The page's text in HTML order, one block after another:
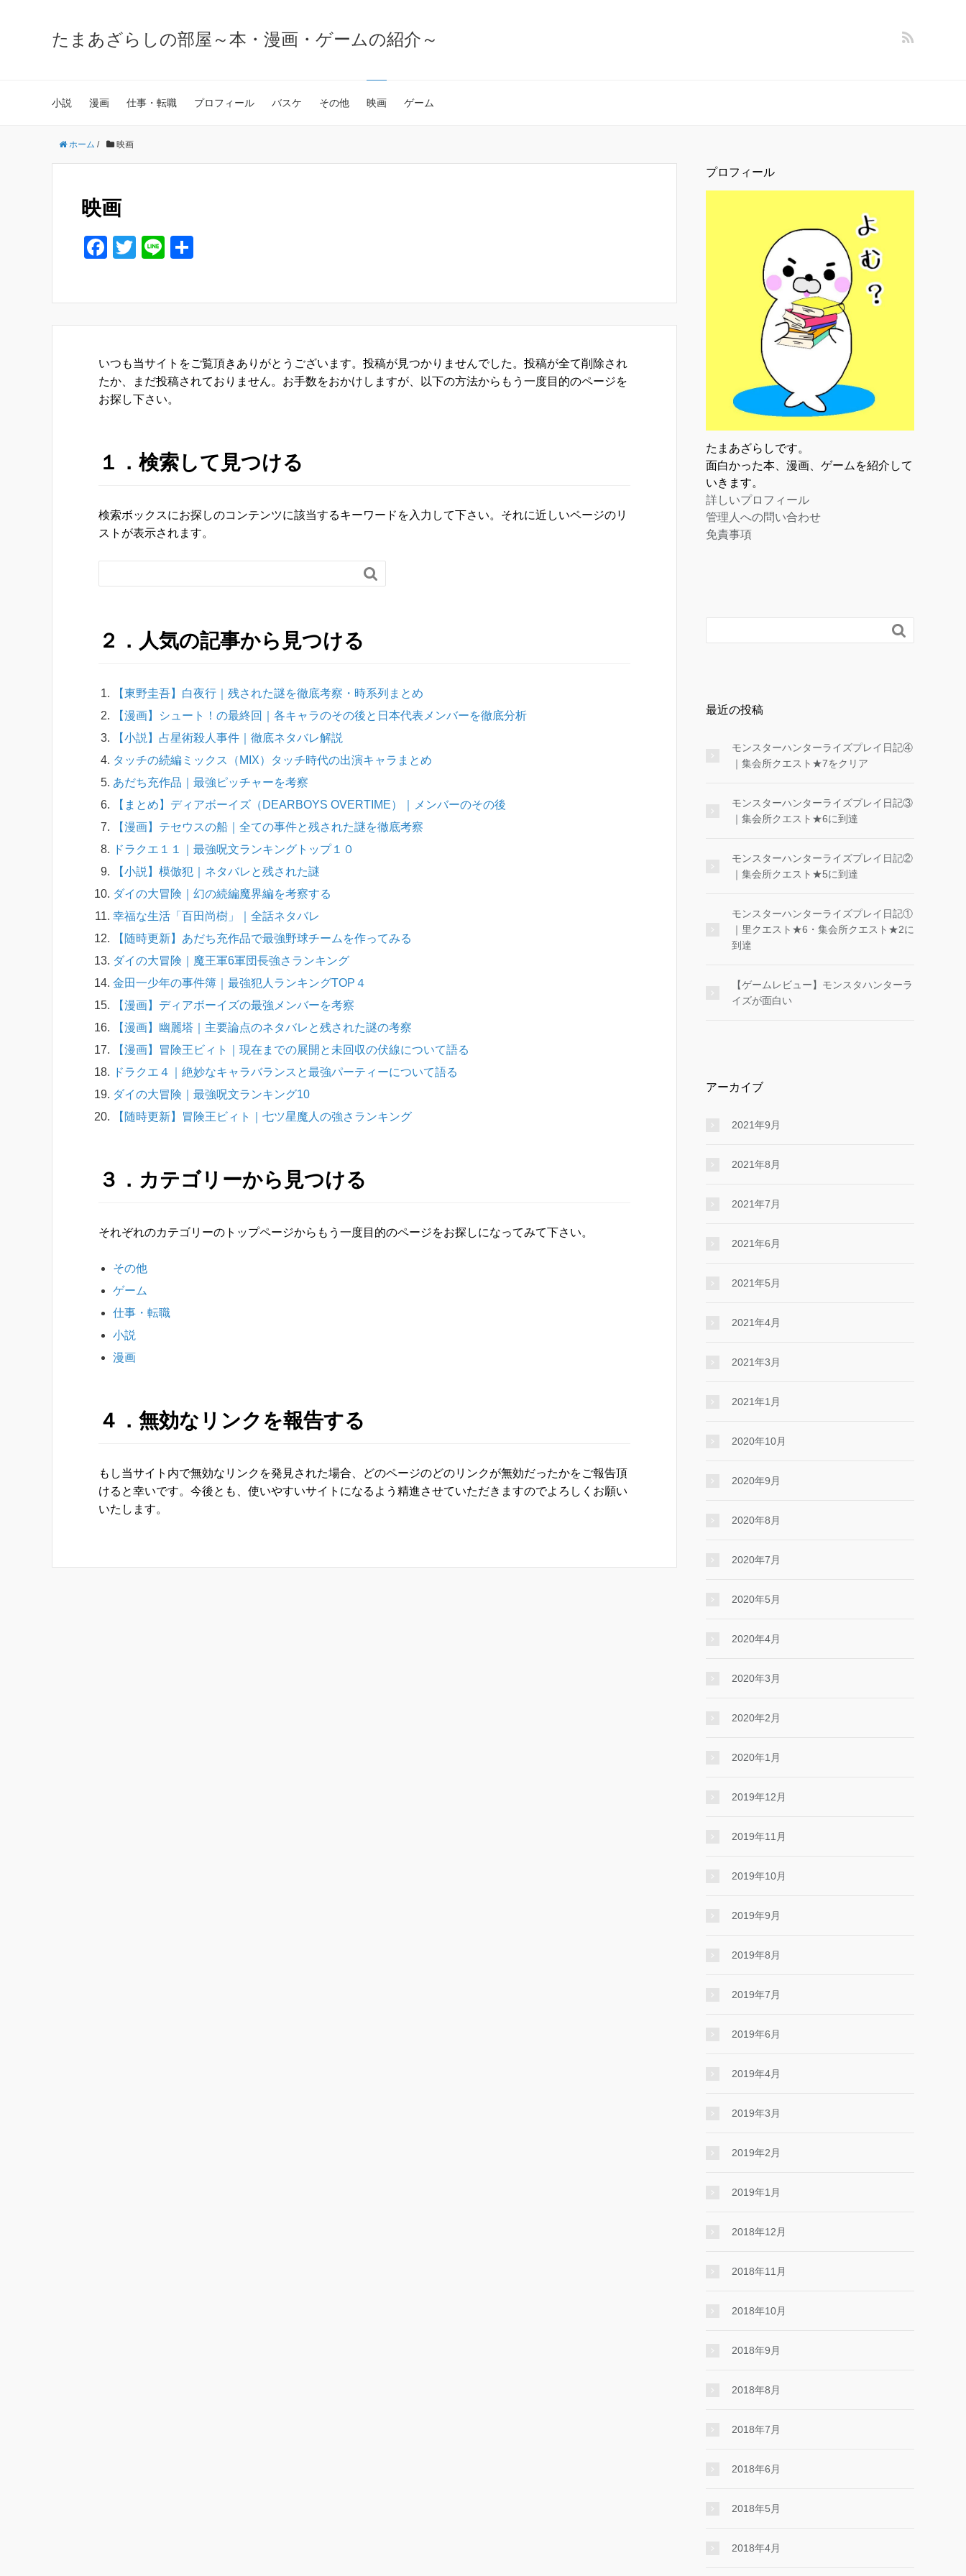
たまあざらしの部屋～本・漫画・ゲームの紹介～
小説 漫画 仕事・転職 プロフィール バスケ その他 映画 ゲーム
ホーム / 映画
映画
F
o
o
k
T
Li
いつも当サイトをご覧頂きありがとうございます。投稿が見つかりませんでした。投稿が全て削除され
たか、まだ投稿されておりません。お手数をおかけしますが、以下の方法からもう一度目的のページを
お探し下さい。
１．検索して見つける
検索ボックスにお探しのコンテンツに該当するキーワードを入力して下さい。それに近しいページのリ
ストが表示されます。

２．人気の記事から見つける
【東野圭吾】白夜行｜残された謎を徹底考察・時系列まとめ
【漫画】シュート！の最終回｜各キャラのその後と日本代表メンバーを徹底分析
【小説】占星術殺人事件｜徹底ネタバレ解説
タッチの続編ミックス（MIX）タッチ時代の出演キャラまとめ
あだち充作品｜最強ピッチャーを考察
【まとめ】ディアボーイズ（DEARBOYS OVERTIME）｜メンバーのその後
【漫画】テセウスの船｜全ての事件と残された謎を徹底考察
ドラクエ１１｜最強呪文ランキングトップ１０
【小説】模倣犯｜ネタバレと残された謎
ダイの大冒険｜幻の続編魔界編を考察する
幸福な生活「百田尚樹」｜全話ネタバレ
【随時更新】あだち充作品で最強野球チームを作ってみる
ダイの大冒険｜魔王軍6軍団長強さランキング
金田一少年の事件簿｜最強犯人ランキングTOP４
【漫画】ディアボーイズの最強メンバーを考察
【漫画】幽麗塔｜主要論点のネタバレと残された謎の考察
【漫画】冒険王ビィト｜現在までの展開と未回収の伏線について語る
ドラクエ４｜絶妙なキャラバランスと最強パーティーについて語る
ダイの大冒険｜最強呪文ランキング10
【随時更新】冒険王ビィト｜七ツ星魔人の強さランキング
３．カテゴリーから見つける
それぞれのカテゴリーのトップページからもう一度目的のページをお探しになってみて下さい。
その他
ゲーム
仕事・転職
小説
漫画
４．無効なリンクを報告する
もし当サイト内で無効なリンクを発見された場合、どのページのどのリンクが無効だったかをご報告頂
けると幸いです。今後とも、使いやすいサイトになるよう精進させていただきますのでよろしくお願い
いたします。
プロフィール
たまあざらしです。
面白かった本、漫画、ゲームを紹介して
いきます。
詳しいプロフィール
管理人への問い合わせ
免責事項

最近の投稿
モンスターハンターライズプレイ日記④
｜集会所クエスト★7をクリア
モンスターハンターライズプレイ日記③
｜集会所クエスト★6に到達
モンスターハンターライズプレイ日記②
｜集会所クエスト★5に到達
モンスターハンターライズプレイ日記①
｜里クエスト★6・集会所クエスト★2に
到達
【ゲームレビュー】モンスタハンターラ
イズが面白い
アーカイブ
2021年9月
2021年8月
2021年7月
2021年6月
2021年5月
2021年4月
2021年3月
2021年1月
2020年10月
2020年9月
2020年8月
2020年7月
2020年5月
2020年4月
2020年3月
2020年2月
2020年1月
2019年12月
2019年11月
2019年10月
2019年9月
2019年8月
2019年7月
2019年6月
2019年4月
2019年3月
2019年2月
2019年1月
2018年12月
2018年11月
2018年10月
2018年9月
2018年8月
2018年7月
2018年6月
2018年5月
2018年4月